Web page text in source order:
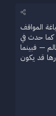
المواقف
كما حدث في
— فبينما
قد يكون